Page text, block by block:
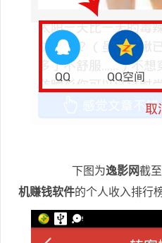
下图为逸影网截
机赚钱软件的个人收入排行